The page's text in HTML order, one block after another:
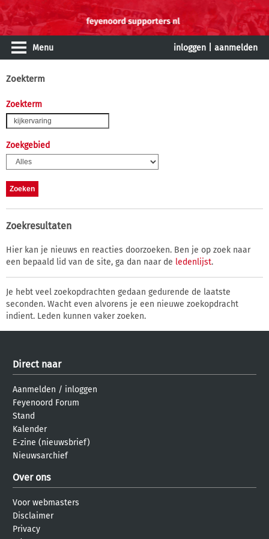
Menu inloggen aanmelden
Zoekterm
Zoekterm
Zoekgebied
Zoekresultaten
Hier kan je nieuws en reacties doorzoeken. Ben je op zoek naar
een bepaald lid van de site, ga dan naar de ledenlijst.
Je hebt veel zoekopdrachten gedaan gedurende de laatste
seconden. Wacht even alvorens je een nieuwe zoekopdracht
indient. Leden kunnen vaker zoeken.
Direct naar
Aanmelden / inloggen
Feyenoord Forum
Stand
Kalender
E-zine (nieuwsbrief)
Nieuwsarchief
Over ons
Voor webmasters
Disclaimer
Privacy